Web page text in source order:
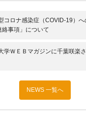
コロナ感染症（COVID-19）
事項」について
学ＷＥＢマガジンに千葉咲楽
NEWS 一覧へ